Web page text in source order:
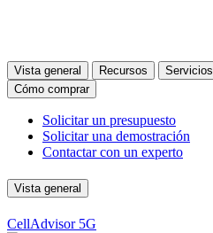
Vista general Recursos Servicios
Cómo comprar
Solicitar un presupuesto
Solicitar una demostración
Contactar con un experto
Vista general
CellAdvisor 5G